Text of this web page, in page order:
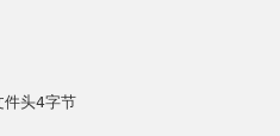
头4字节